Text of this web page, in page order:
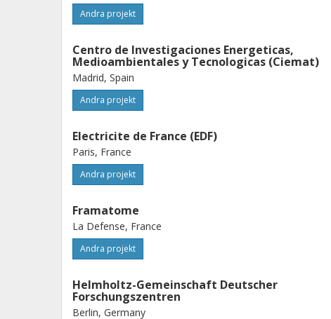
Andra projekt
Centro de Investigaciones Energeticas,
Medioambientales y Tecnologicas (Ciemat)
Madrid, Spain
Andra projekt
Electricite de France (EDF)
Paris, France
Andra projekt
Framatome
La Defense, France
Andra projekt
Helmholtz-Gemeinschaft Deutscher
Forschungszentren
Berlin, Germany